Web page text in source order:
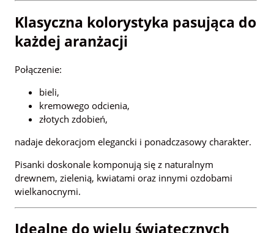
Klasyczna kolorystyka pasująca do
każdej aranżacji
Połączenie:
bieli,
kremowego odcienia,
złotych zdobień,
nadaje dekoracjom elegancki i ponadczasowy charakter.
Pisanki doskonale komponują się z naturalnym
drewnem, zielenią, kwiatami oraz innymi ozdobami
wielkanocnymi.